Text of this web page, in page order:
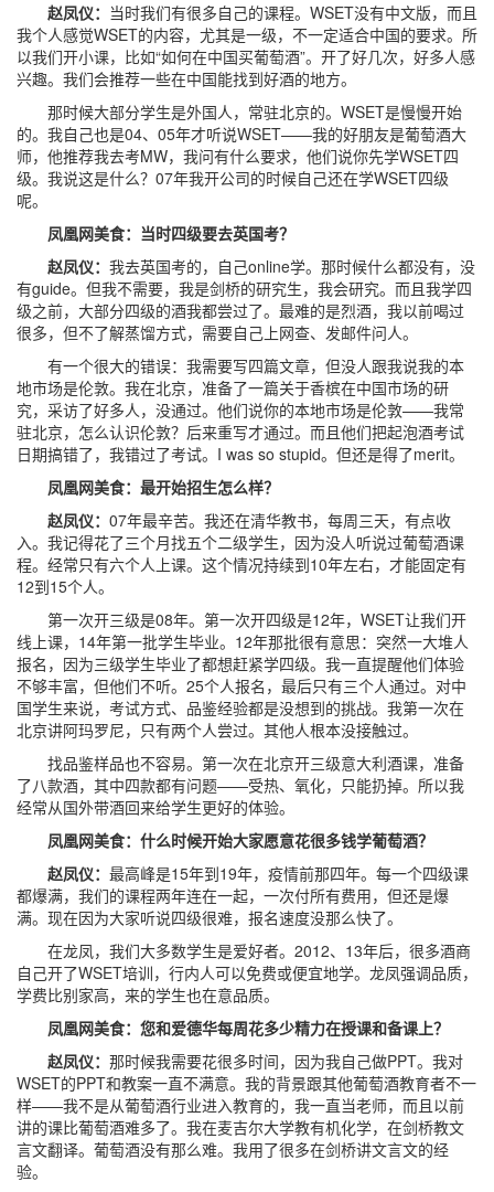
赵凤仪： 当时我们有很多自己的课程。WSET没有中文版，而且
我个人感觉WSET的内容，尤其是一级，不一定适合中国的要求。所
以我们开小课，比如“如何在中国买葡萄酒”。开了好几次，好多人感
兴趣。我们会推荐一些在中国能找到好酒的地方。
那时候大部分学生是外国人，常驻北京的。WSET是慢慢开始
的。我自己也是04、05年才听说WSET——我的好朋友是葡萄酒大
师，他推荐我去考MW，我问有什么要求，他们说你先学WSET四
级。我说这是什么？07年我开公司的时候自己还在学WSET四级
呢。
凤凰网美食：当时四级要去英国考？
赵凤仪： 我去英国考的，自己online学。那时候什么都没有，没
有guide。但我不需要，我是剑桥的研究生，我会研究。而且我学四
级之前，大部分四级的酒我都尝过了。最难的是烈酒，我以前喝过
很多，但不了解蒸馏方式，需要自己上网查、发邮件问人。
有一个很大的错误：我需要写四篇文章，但没人跟我说我的本
地市场是伦敦。我在北京，准备了一篇关于香槟在中国市场的研
究，采访了好多人，没通过。他们说你的本地市场是伦敦——我常
驻北京，怎么认识伦敦？后来重写才通过。而且他们把起泡酒考试
日期搞错了，我错过了考试。I was so stupid。但还是得了merit。
凤凰网美食：最开始招生怎么样？
赵凤仪： 07年最辛苦。我还在清华教书，每周三天，有点收
入。我记得花了三个月找五个二级学生，因为没人听说过葡萄酒课
程。经常只有六个人上课。这个情况持续到10年左右，才能固定有
12到15个人。
第一次开三级是08年。第一次开四级是12年，WSET让我们开
线上课，14年第一批学生毕业。12年那批很有意思：突然一大堆人
报名，因为三级学生毕业了都想赶紧学四级。我一直提醒他们体验
不够丰富，但他们不听。25个人报名，最后只有三个人通过。对中
国学生来说，考试方式、品鉴经验都是没想到的挑战。我第一次在
北京讲阿玛罗尼，只有两个人尝过。其他人根本没接触过。
找品鉴样品也不容易。第一次在北京开三级意大利酒课，准备
了八款酒，其中四款都有问题——受热、氧化，只能扔掉。所以我
经常从国外带酒回来给学生更好的体验。
凤凰网美食：什么时候开始大家愿意花很多钱学葡萄酒？
赵凤仪： 最高峰是15年到19年，疫情前那四年。每一个四级课
都爆满，我们的课程两年连在一起，一次付所有费用，但还是爆
满。现在因为大家听说四级很难，报名速度没那么快了。
在龙凤，我们大多数学生是爱好者。2012、13年后，很多酒商
自己开了WSET培训，行内人可以免费或便宜地学。龙凤强调品质，
学费比别家高，来的学生也在意品质。
凤凰网美食：您和爱德华每周花多少精力在授课和备课上？
赵凤仪： 那时候我需要花很多时间，因为我自己做PPT。我对
WSET的PPT和教案一直不满意。我的背景跟其他葡萄酒教育者不一
样——我不是从葡萄酒行业进入教育的，我一直当老师，而且以前
讲的课比葡萄酒难多了。我在麦吉尔大学教有机化学，在剑桥教文
言文翻译。葡萄酒没有那么难。我用了很多在剑桥讲文言文的经
验。